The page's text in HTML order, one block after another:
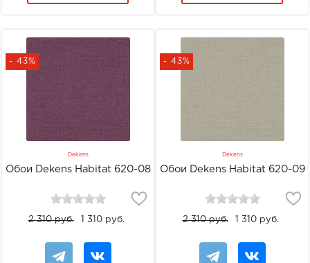
- 43%
Dekens
Обои Dekens Habitat 620-08
2 310 руб. 1 310 руб.
- 43%
Dekens
Обои Dekens Habitat 620-09
2 310 руб. 1 310 руб.